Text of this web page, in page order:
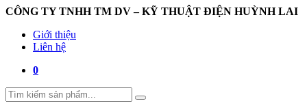
CÔNG TY TNHH TM DV – KỸ THUẬT ĐIỆN HUỲNH LAI
Giới thiệu
Liên hệ
0